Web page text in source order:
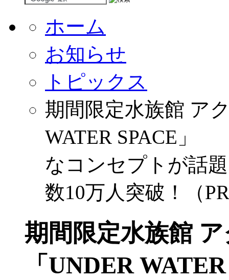
ホーム
お知らせ
トピックス
期間限定水族館 ア
WATER SPACE」
なコンセプトが話
数10万人突破！（
期間限定水族館
「UNDER